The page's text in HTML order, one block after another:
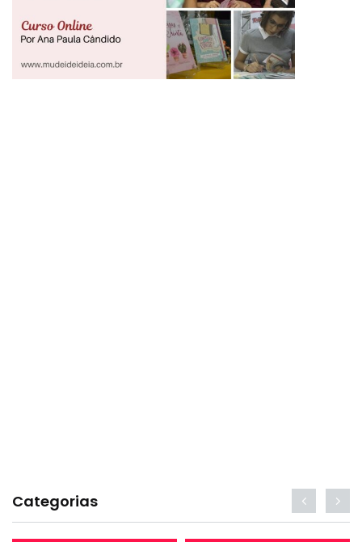
Categorias